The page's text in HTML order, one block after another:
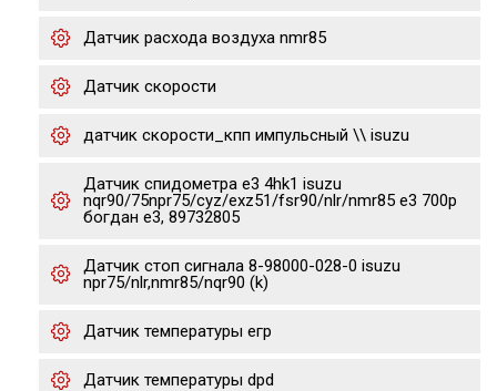
Датчик расхода воздуха nmr85
Датчик скорости
датчик скорости_кпп импульсный \\ isuzu
Датчик спидометра е3 4hk1 isuzu
nqr90/75npr75/cyz/exz51/fsr90/nlr/nmr85 e3 700p
богдан е3, 89732805
Датчик стоп сигнала 8-98000-028-0 isuzu
npr75/nlr,nmr85/nqr90 (k)
Датчик температуры егр
Датчик температуры dpd